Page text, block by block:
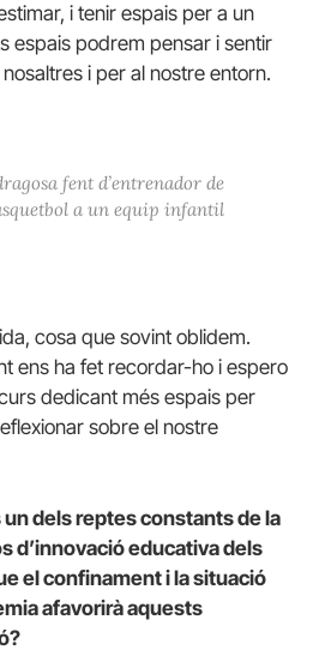
i tenir espais per a un
espais podrem pensar i sentir
i per al nostre entorn.
fent d’entrenador de
a un equip infantil
cosa que sovint oblidem.
ens ha fet recordar-ho i espero
dedicant més espais per
sobre el nostre
un dels reptes constants de la
d’innovació educativa dels
el confinament i la situació
afavorirà aquests